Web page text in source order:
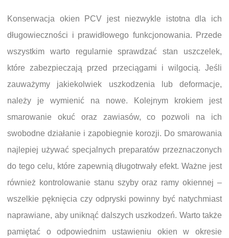
Konserwacja okien PCV jest niezwykle istotna dla ich
długowieczności i prawidłowego funkcjonowania. Przede
wszystkim warto regularnie sprawdzać stan uszczelek,
które zabezpieczają przed przeciągami i wilgocią. Jeśli
zauważymy jakiekolwiek uszkodzenia lub deformacje,
należy je wymienić na nowe. Kolejnym krokiem jest
smarowanie okuć oraz zawiasów, co pozwoli na ich
swobodne działanie i zapobiegnie korozji. Do smarowania
najlepiej używać specjalnych preparatów przeznaczonych
do tego celu, które zapewnią długotrwały efekt. Ważne jest
również kontrolowanie stanu szyby oraz ramy okiennej –
wszelkie pęknięcia czy odpryski powinny być natychmiast
naprawiane, aby uniknąć dalszych uszkodzeń. Warto także
pamiętać o odpowiednim ustawieniu okien w okresie